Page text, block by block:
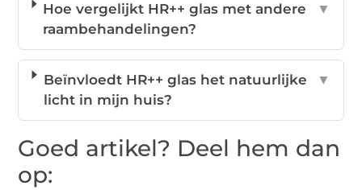
Hoe vergelijkt HR++ glas met andere
raambehandelingen?
▼
Beïnvloedt HR++ glas het natuurlijke
licht in mijn huis?
▼
Goed artikel? Deel hem dan
op: